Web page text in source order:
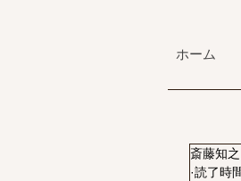
ホーム
斎藤知之
読了時